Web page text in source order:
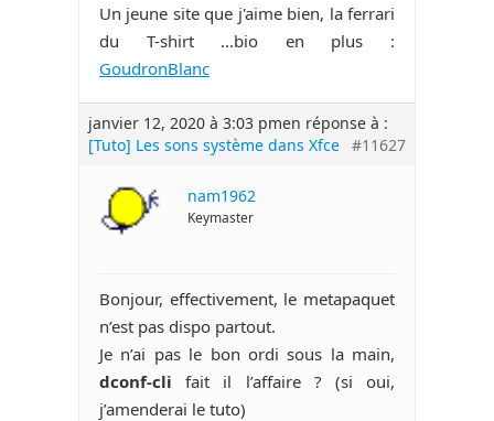
Un jeune site que j'aime bien, la ferrari
du T-shirt ...bio en plus :
GoudronBlanc
janvier 12, 2020 à 3:03 pmen réponse à :
[Tuto] Les sons système dans Xfce #11627
nam1962
Keymaster
Bonjour, effectivement, le metapaquet
n’est pas dispo partout.
Je n’ai pas le bon ordi sous la main,
dconf-cli fait il l’affaire ? (si oui,
j’amenderai le tuto)